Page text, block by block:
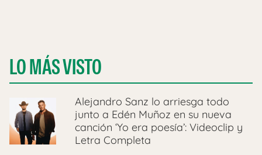
LO MÁS VISTO
Alejandro Sanz lo arriesga todo
junto a Edén Muñoz en su nueva
canción ‘Yo era poesía’: Videoclip y
Letra Completa